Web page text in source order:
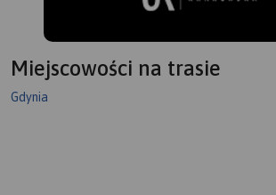
Miejscowości na trasie
Gdynia